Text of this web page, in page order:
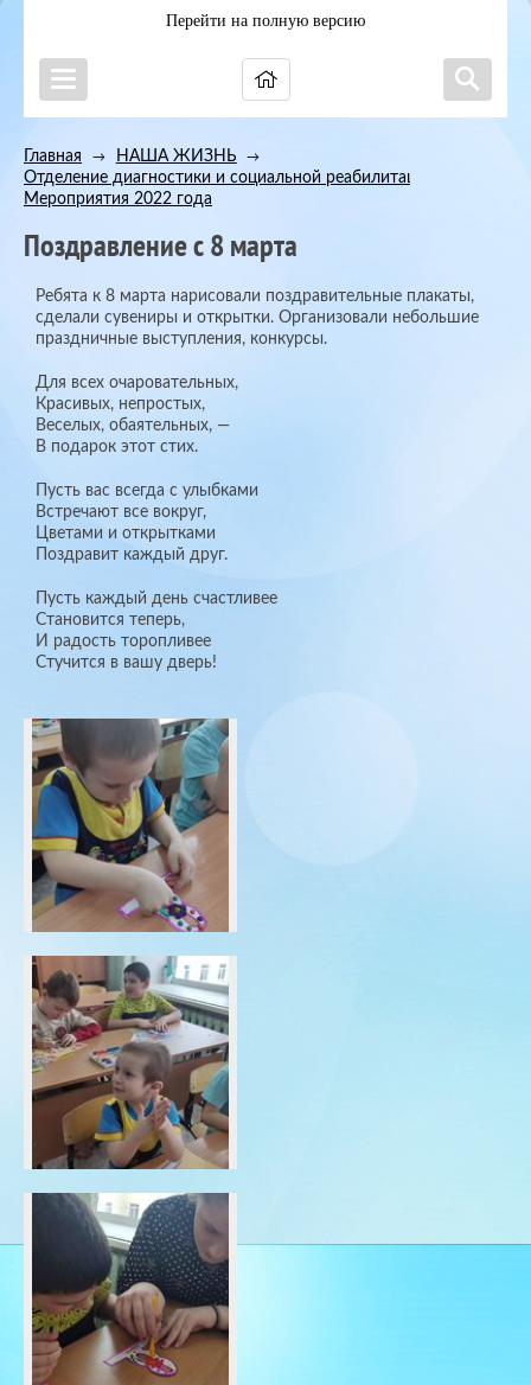
Перейти на полную версию
Главная → НАША ЖИЗНЬ →
Отделение диагностики и социальной реабилитации
Мероприятия 2022 года
Поздравление с 8 марта
Ребята к 8 марта нарисовали поздравительные плакаты,
сделали сувениры и открытки. Организовали небольшие
праздничные выступления, конкурсы.
Для всех очаровательных,
Красивых, непростых,
Веселых, обаятельных, —
В подарок этот стих.
Пусть вас всегда с улыбками
Встречают все вокруг,
Цветами и открытками
Поздравит каждый друг.
Пусть каждый день счастливее
Становится теперь,
И радость торопливее
Стучится в вашу дверь!